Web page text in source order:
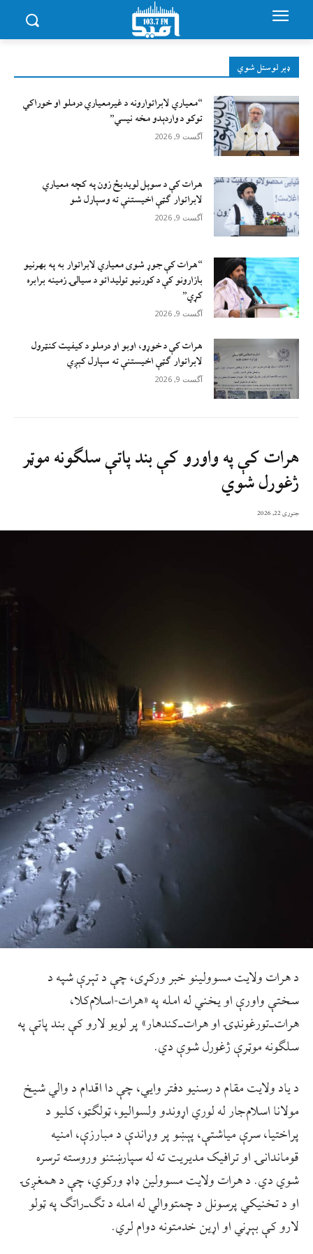
ډېر لوستل شوي
“معیاري لابراتوارونه د غیرمعیاري درملو او خوراکي
توکو د واردېدو مخه نیسي”
آگست 9, 2026
هرات کې د سوېل ‌لویدیځ زون په کچه معیاري
لابراتوار ګټې اخیستنې ته وسپارل شو
آگست 9, 2026
“هرات کې جوړ شوی معیاري لابراتوار به په بهرنیو
بازارونو کې د کورنیو تولیداتو د سیالۍ زمینه برابره
کړي”
آگست 9, 2026
هرات کې د خوړو، اوبو او درملو د کیفیت کنټرول
لابراتوار ګټې اخيستنې ته سپارل کېږي
آگست 9, 2026
هرات کې په واورو کې بند پاتې سلګونه موټر
ژغورل شوي
جنوری 22, 2026
د هرات ولايت مسوولينو خبر ورکړی، چې د تېرې شپه د
سختې واورې او يخني له امله په «هرات‌-‌اسلام‌کلا،
هرات‌ـ‌‌تورغونډۍ او هرات‌ـ‌کندهار» پر لويو لارو کې بند پاتې په
سلګونه موټرې ژغورل شوې دي.
د ياد ولايت مقام د رسنيو دفتر وايي، چې دا اقدام د والي شيخ
مولانا اسلام‌جار له لوري اړوندو ولسواليو، ټولګټو، کليو د
پراختيا، سرې مياشتې، پېښو پر وړاندې د مبارزې، امنيه
قوماندانۍ او ترافيک مديريت ته له سپارښتنو وروسته ترسره
شوي دي. د هرات ولايت مسوولين ډاډ ورکوي، چې د همغږۍ
او د تخنيکي پرسونل د چمتووالي له امله د تګ‌ـ‌راتګ په ټولو
لارو کې بېړني او اړين خدمتونه دوام لري.